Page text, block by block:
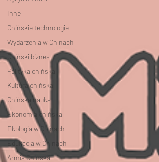
Inne
Chińskie technologie
Wydarzenia w Chinach
Chiński biznes
Polityka chińska
Kultura chińska
Chińska nauka
Ekonomia chińska
Ekologia w Chinach
Edukacja w Chinach
Armia Chińska